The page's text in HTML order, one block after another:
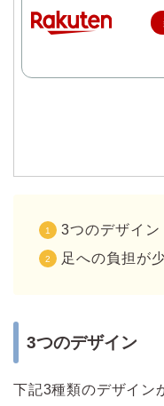
3つのデザイン
足への負担が
3つのデザイン
下記3種類のデザイン